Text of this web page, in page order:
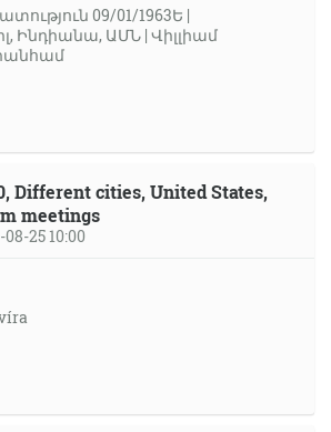
09/01/1963Ե |
Ինդիանա, ԱՄՆ | Վիլլիամ
Different cities, United States,
meetings
25 10:00